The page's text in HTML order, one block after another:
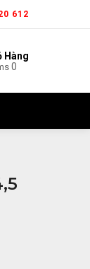
612
Hàng
0
612
Hàng
0